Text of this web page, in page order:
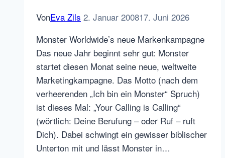
VonEva Zils 2. Januar 200817. Juni 2026
Monster Worldwide’s neue Markenkampagne
Das neue Jahr beginnt sehr gut: Monster
startet diesen Monat seine neue, weltweite
Marketingkampagne. Das Motto (nach dem
verheerenden „Ich bin ein Monster“ Spruch)
ist dieses Mal: „Your Calling is Calling“
(wörtlich: Deine Berufung – oder Ruf – ruft
Dich). Dabei schwingt ein gewisser biblischer
Unterton mit und lässt Monster in…